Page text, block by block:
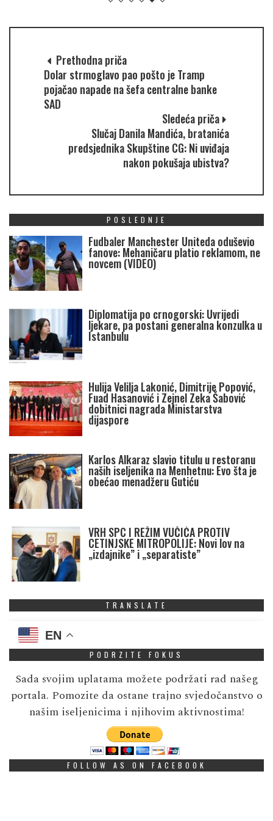
Prethodna priča
Dolar strmoglavo pao pošto je Tramp
pojačao napade na šefa centralne banke
SAD
Sledeća priča
Slučaj Danila Mandića, bratanića
predsjednika Skupštine CG: Ni uviđaja
nakon pokušaja ubistva?
POSLEDNJE
Fudbaler Manchester Uniteda oduševio
fanove: Mehaničaru platio reklamom, ne
novcem (VIDEO)
Diplomatija po crnogorski: Uvrijedi
ljekare, pa postani generalna konzulka u
Istanbulu
Hulija Velilja Lakonić, Dimitrije Popović,
Fuad Hasanović i Zejnel Zeka Šabović
dobitnici nagrada Ministarstva
dijaspore
Karlos Alkaraz slavio titulu u restoranu
naših iseljenika na Menhetnu: Evo šta je
obećao menadžeru Gutiću
VRH SPC I REŽIM VUČIĆA PROTIV
CETINJSKE MITROPOLIJE: Novi lov na
„izdajnike” i „separatiste”
TRANSLATE
EN
PODRZITE FOKUS
Sada svojim uplatama možete podržati rad našeg
portala. Pomozite da ostane trajno svjedočanstvo o
našim iseljenicima i njihovim aktivnostima!
FOLLOW AS ON FACEBOOK